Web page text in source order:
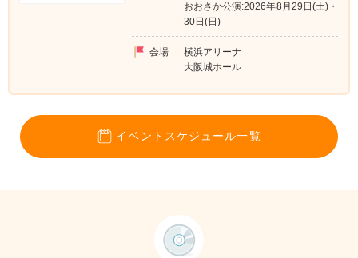
おおさか公演:2026年8月29日(土)・
30日(日)
会場
横浜アリーナ
大阪城ホール
イベントスケジュール一覧